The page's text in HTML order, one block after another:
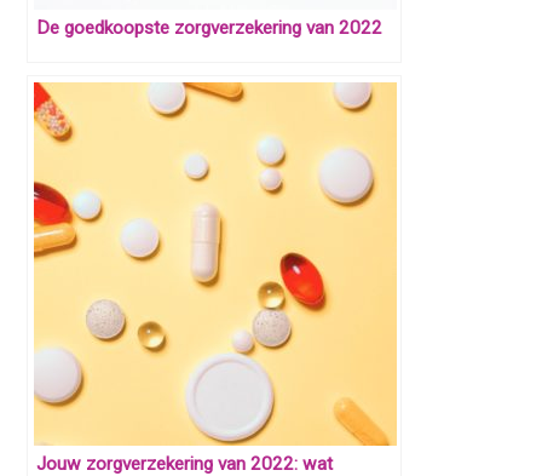
De goedkoopste zorgverzekering van 2022
Jouw zorgverzekering van 2022: wat